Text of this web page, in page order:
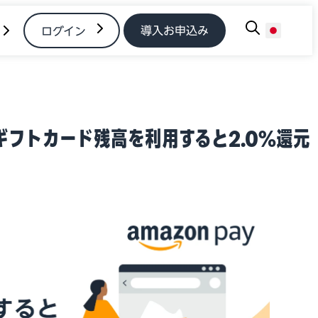
ログイン 導入お申込み
カード残高を利用すると2.0%還元